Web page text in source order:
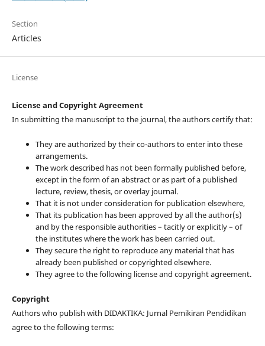
Section
Articles
License
License and Copyright Agreement
In submitting the manuscript to the journal, the authors certify that:
They are authorized by their co-authors to enter into these
arrangements.
The work described has not been formally published before,
except in the form of an abstract or as part of a published
lecture, review, thesis, or overlay journal.
That it is not under consideration for publication elsewhere,
That its publication has been approved by all the author(s)
and by the responsible authorities – tacitly or explicitly – of
the institutes where the work has been carried out.
They secure the right to reproduce any material that has
already been published or copyrighted elsewhere.
They agree to the following license and copyright agreement.
Copyright
Authors who publish with DIDAKTIKA: Jurnal Pemikiran Pendidikan
agree to the following terms: